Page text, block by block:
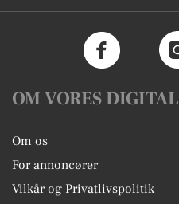
OM VORES DIGITAL
Om os
For annoncører
Vilkår og Privatlivspolitik